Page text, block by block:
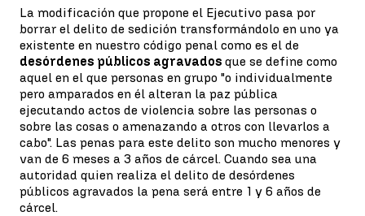
La modificación que propone el Ejecutivo pasa por
borrar el delito de sedición transformándolo en uno ya
existente en nuestro código penal como es el de
desórdenes públicos agravados que se define como
aquel en el que personas en grupo "o individualmente
pero amparados en él alteran la paz pública
ejecutando actos de violencia sobre las personas o
sobre las cosas o amenazando a otros con llevarlos a
cabo". Las penas para este delito son mucho menores y
van de 6 meses a 3 años de cárcel. Cuando sea una
autoridad quien realiza el delito de desórdenes
públicos agravados la pena será entre 1 y 6 años de
cárcel.